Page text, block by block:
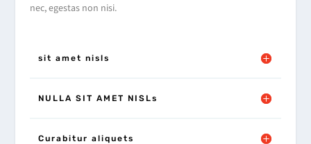
nec, egestas non nisi.
sit amet nisls
NULLA SIT AMET NISLs
Curabitur aliquets